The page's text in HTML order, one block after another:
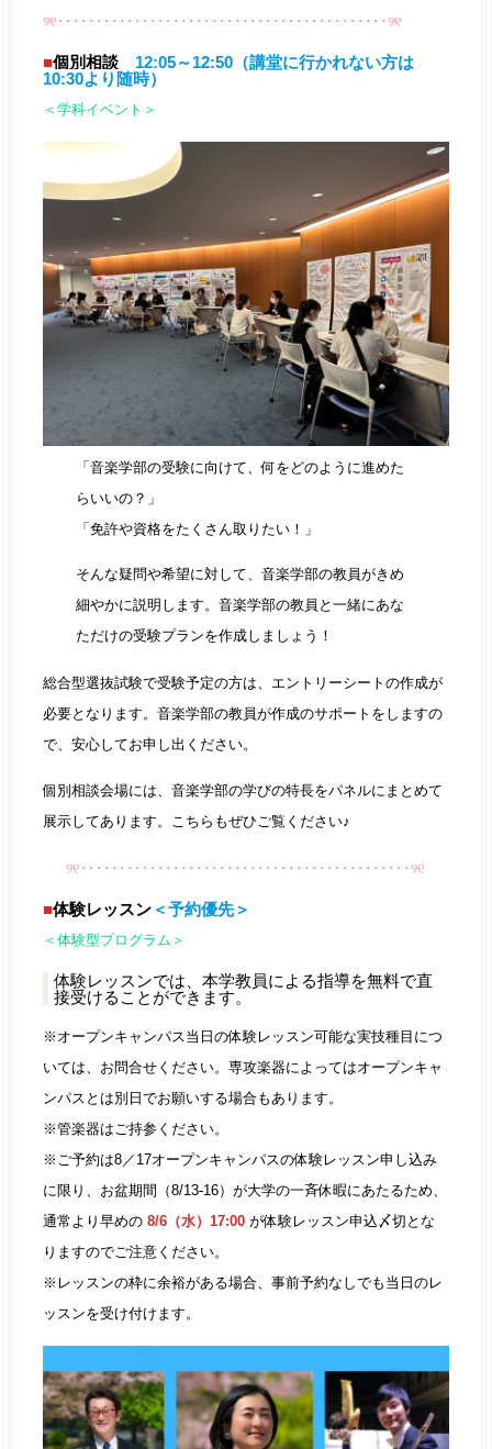
୨୧･･･････････････････････････････････････････୨୧
■個別相談 12:05～12:50（講堂に行かれない方は
10:30より随時）
＜学科イベント＞
「音楽学部の受験に向けて、何をどのように進めた
らいいの？」
「免許や資格をたくさん取りたい！」
そんな疑問や希望に対して、音楽学部の教員がきめ
細やかに説明します。音楽学部の教員と一緒にあな
ただけの受験プランを作成しましょう！
総合型選抜試験で受験予定の方は、エントリーシートの作成が
必要となります。音楽学部の教員が作成のサポートをしますの
で、安心してお申し出ください。
個別相談会場には、音楽学部の学びの特長をパネルにまとめて
展示してあります。こちらもぜひご覧ください♪
୨୧･･･････････････････････････････････････････୨୧
■体験レッスン＜予約優先＞
＜体験型プログラム＞
体験レッスンでは、本学教員による指導を無料で直
接受けることができます。
※オープンキャンパス当日の体験レッスン可能な実技種目につ
いては、お問合せください。専攻楽器によってはオープンキャ
ンパスとは別日でお願いする場合もあります。
※管楽器はご持参ください。
※ ご予約は8／17オープンキャンパスの体験レッスン申し込み
に限り、お盆期間（8/13-16）が大学の一斉休暇にあたるため、
通常より早めの 8/6（水）17:00が体験レッスン申込〆切とな
りますのでご注意ください。
※ レッスンの枠に余裕がある場合、事前予約なしでも当日のレ
ッスンを受け付けます。